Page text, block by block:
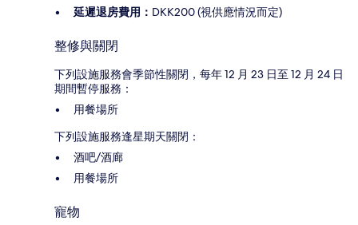
延遲退房費用： DKK200 (視供應情況而定)
整修與關閉
下列設施服務會季節性關閉，每年 12 月 23 日至 12 月 24 日
期間暫停服務：
用餐場所
下列設施服務逢星期天關閉：
酒吧/酒廊
用餐場所
寵物